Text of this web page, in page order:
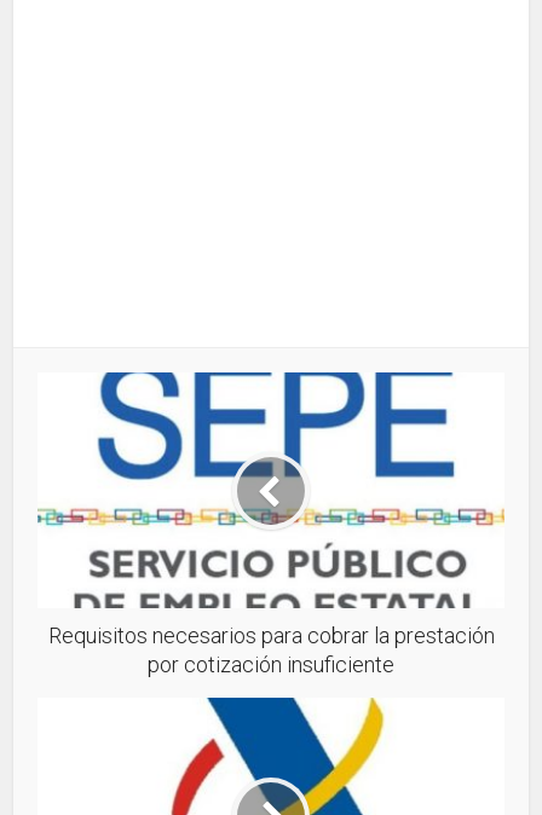
Requisitos necesarios para cobrar la prestación
por cotización insuficiente